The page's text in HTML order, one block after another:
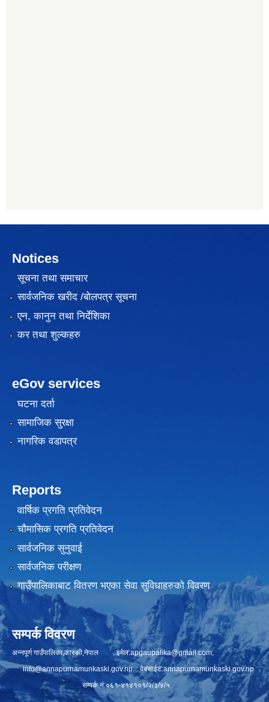
Notices
सूचना तथा समाचार
सार्वजनिक खरीद /बोलपत्र सूचना
एन, कानुन तथा निर्देशिका
कर तथा शुल्कहरु
eGov services
घटना दर्ता
सामाजिक सुरक्षा
नागरिक वडापत्र
Reports
वार्षिक प्रगति प्रतिवेदन
चौमासिक प्रगति प्रतिवेदन
सार्वजनिक सुनुवाई
सार्वजनिक परीक्षण
गाउँपालिकाबाट वितरण भएका सेवा सुविधाहरुको विवरण
सम्पर्क विवरण
अन्नपूर्ण गाउँपालिका,कास्की,नेपाल इमेल:apgaupalika@gmail.com,
info@annapurnamunkaski.gov.npवेबसाईट:annapurnamunkaski.gov.np
सम्पर्क नं:०६१-४१४१०१/२/३/४/५